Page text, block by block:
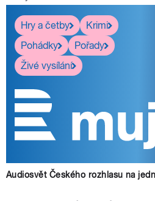
Hry a četby
Krimi
Pohádky
Pořady
Živé vysílání
Audiosvět Českého rozhlasu na